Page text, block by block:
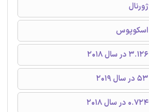
ژورنال
اسکوپوس
3.126 در سال 2018
53 در سال 2019
0.724 در سال 2018